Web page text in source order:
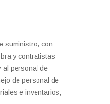
suministro, con
y contratistas
al personal de
de personal de
e inventarios,